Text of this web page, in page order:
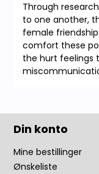
Through
to one another,
female
comfort these
the hurt
Din konto
Mine bestillinger
Ønskeliste